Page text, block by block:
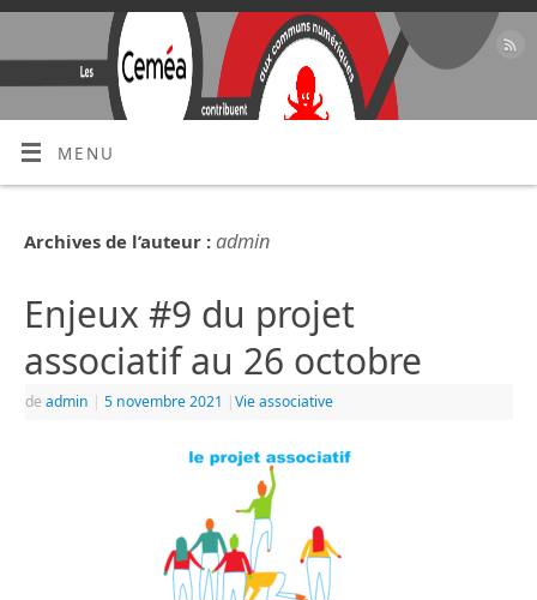
MENU
Archives de l’auteur :admin
Enjeux #9 du projet
associatif au 26 octobre
deadmin | 5 novembre 2021 |Vie associative